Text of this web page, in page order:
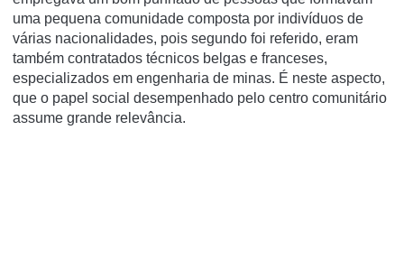
uma pequena comunidade composta por indivíduos de
várias nacionalidades, pois segundo foi referido, eram
também contratados técnicos belgas e franceses,
especializados em engenharia de minas. É neste aspecto,
que o papel social desempenhado pelo centro comunitário
assume grande relevância.